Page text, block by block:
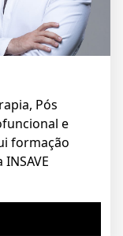
Pós
e
formação